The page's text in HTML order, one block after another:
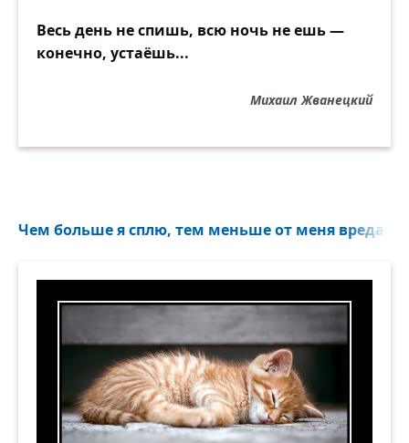
Весь день не спишь, всю ночь не ешь —
конечно, устаёшь...
Михаил Жванецкий
Чем больше я сплю, тем меньше от меня вреда...